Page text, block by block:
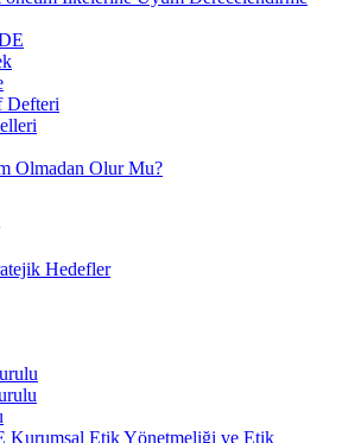
Defteri
Olmadan Olur Mu?
Hedefler
Kurumsal Etik Yönetmeliği ve Etik